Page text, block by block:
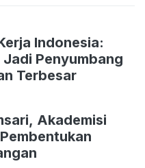
Indonesia:
Jadi Penyumbang
Terbesar
Akademisi